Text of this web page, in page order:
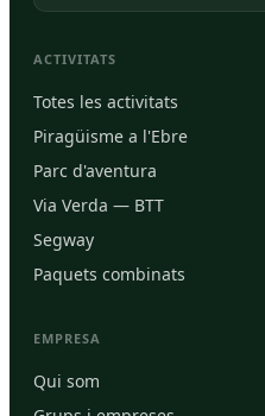
ACTIVITATS
Totes les activitats
Piragüisme a l'Ebre
Parc d'aventura
Via Verda — BTT
Segway
Paquets combinats
EMPRESA
Qui som